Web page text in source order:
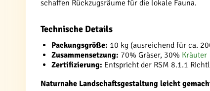
schaffen Rückzugsräume für die lokale Fauna.
Technische Details
Packungsgröße: 10 kg (ausreichend für ca.
Zusammensetzung: 70% Gräser, 30% Kräuter
Zertifizierung: Entspricht der RSM 8.1.1
Naturnahe Landschaftsgestaltung leicht